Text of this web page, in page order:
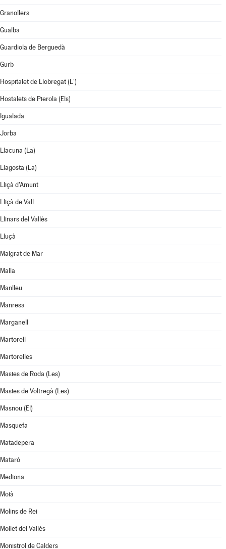
Granollers
Gualba
Guardiola de Berguedà
Gurb
Hospitalet de Llobregat (L')
Hostalets de Pierola (Els)
Igualada
Jorba
Llacuna (La)
Llagosta (La)
Lliçà d'Amunt
Lliçà de Vall
Llinars del Vallès
Lluçà
Malgrat de Mar
Malla
Manlleu
Manresa
Marganell
Martorell
Martorelles
Masies de Roda (Les)
Masies de Voltregà (Les)
Masnou (El)
Masquefa
Matadepera
Mataró
Mediona
Moià
Molins de Rei
Mollet del Vallès
Monistrol de Calders